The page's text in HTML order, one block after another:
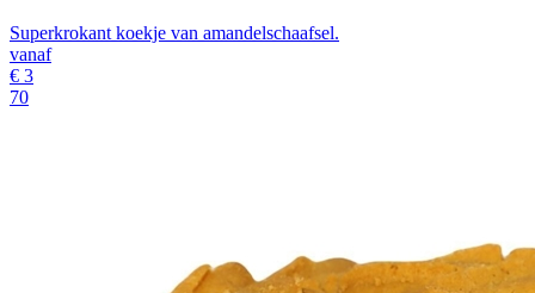
Superkrokant koekje van amandelschaafsel.
vanaf
€ 3
70